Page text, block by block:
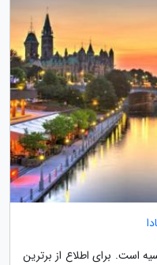
است. برای اطلاع از برترین